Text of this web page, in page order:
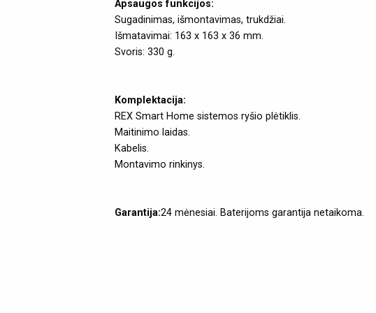
Apsaugos funkcijos:
Sugadinimas, išmontavimas, trukdžiai.
Išmatavimai: 163 x 163 x 36 mm.
Svoris: 330 g.
Komplektacija:
REX Smart Home sistemos ryšio plėtiklis.
Maitinimo laidas.
Kabelis.
Montavimo rinkinys.
Garantija:24 mėnesiai. Baterijoms garantija netaikoma.